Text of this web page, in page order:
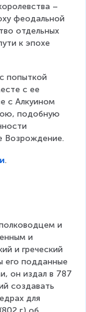
–
феодальной
отдельных
к эпохе
попыткой
с ее
с Алкуином
подобную
Возрождение.
.
и
и
и греческий
его подданные
он издал в 787
создавать
для